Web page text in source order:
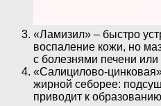
«Ламизил» – быстро
воспаление кожи, но
с болезнями печени или
«Салицилово-
жирной себорее:
приводит к